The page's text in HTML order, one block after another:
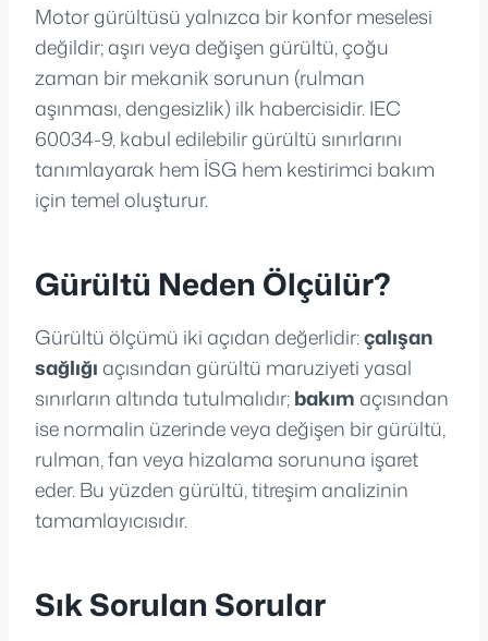
Motor gürültüsü yalnızca bir konfor meselesi
değildir; aşırı veya değişen gürültü, çoğu
zaman bir mekanik sorunun (rulman
aşınması, dengesizlik) ilk habercisidir. IEC
60034-9, kabul edilebilir gürültü sınırlarını
tanımlayarak hem İSG hem kestirimci bakım
için temel oluşturur.
Gürültü Neden Ölçülür?
Gürültü ölçümü iki açıdan değerlidir:çalışan
sağlığı açısından gürültü maruziyeti yasal
sınırların altında tutulmalıdır;bakım açısından
ise normalin üzerinde veya değişen bir gürültü,
rulman, fan veya hizalama sorununa işaret
eder. Bu yüzden gürültü, titreşim analizinin
tamamlayıcısıdır.
Sık Sorulan Sorular